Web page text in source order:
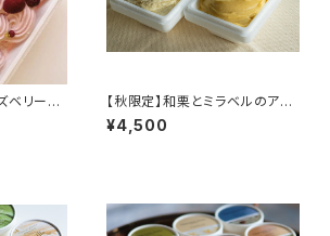
ベリーと
【秋限定】和栗とミラベルのアイ
スセット（500ml×2）
¥4,500